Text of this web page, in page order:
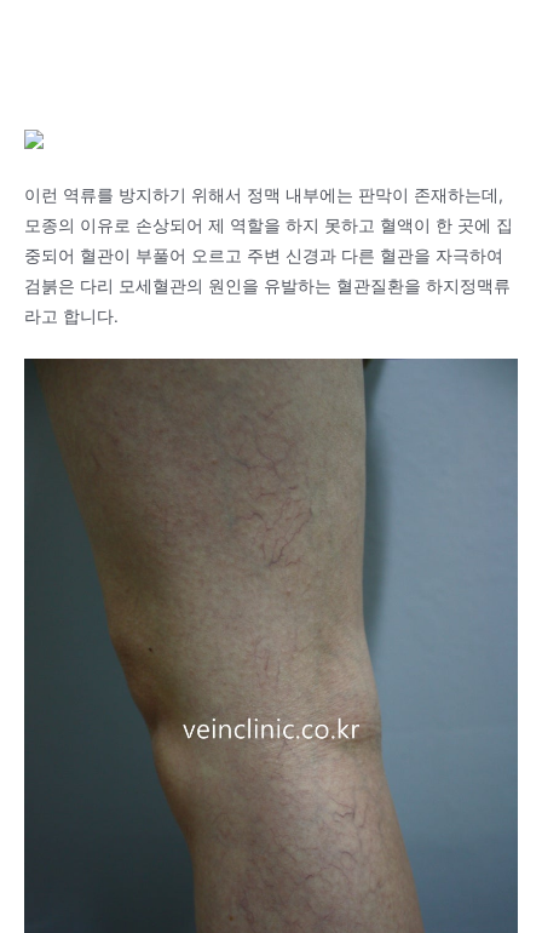
이런 역류를 방지하기 위해서 정맥 내부에는 판막이 존재하는데,
모종의 이유로 손상되어 제 역할을 하지 못하고 혈액이 한 곳에 집
중되어 혈관이 부풀어 오르고 주변 신경과 다른 혈관을 자극하여
검붉은 다리 모세혈관의 원인을 유발하는 혈관질환을 하지정맥류
라고 합니다.